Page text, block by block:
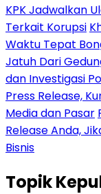
KPK Jadwalkan
Terkait Korupsi
Waktu Tepat
Jatuh Dari
dan Investigasi
Press Release,
Media dan Pasar
Release Anda,
Bisnis
Topik